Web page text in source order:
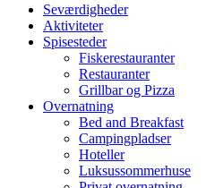
Menu
Seværdigheder
Aktiviteter
Spisesteder
Fiskerestauranter
Restauranter
Grillbar og Pizza
Overnatning
Bed and Breakfast
Campingpladser
Hoteller
Luksussommerhuse